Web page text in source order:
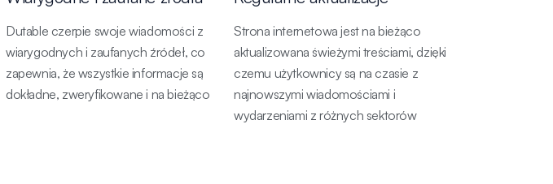
Dutable czerpie swoje wiadomości z
wiarygodnych i zaufanych źródeł, co
zapewnia, że wszystkie informacje są
dokładne, zweryfikowane i na bieżąco
Strona internetowa jest na bieżąco
aktualizowana świeżymi treściami, dzięki
czemu użytkownicy są na czasie z
najnowszymi wiadomościami i
wydarzeniami z różnych sektorów